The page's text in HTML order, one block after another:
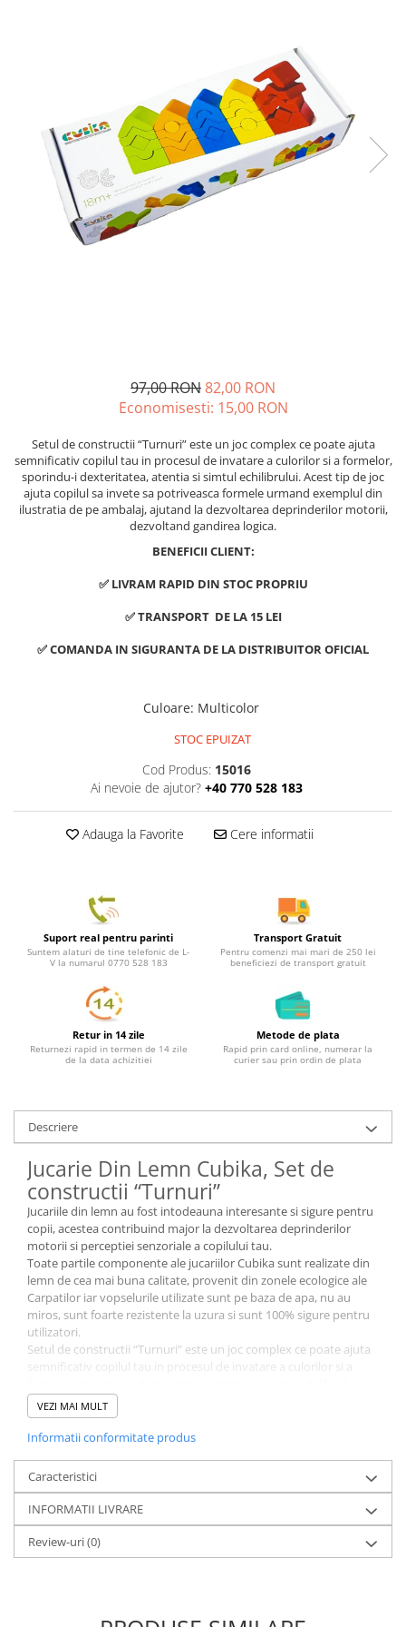
97,00 RON82,00 RON
Economisesti: 15,00 RON
Setul de constructii “Turnuri” este un joc complex ce poate ajuta
semnificativ copilul tau in procesul de invatare a culorilor si a formelor,
sporindu-i dexteritatea, atentia si simtul echilibrului. Acest tip de joc
ajuta copilul sa invete sa potriveasca formele urmand exemplul din
ilustratia de pe ambalaj, ajutand la dezvoltarea deprinderilor motorii,
dezvoltand gandirea logica.
BENEFICII CLIENT:
✅ LIVRAM RAPID DIN STOC PROPRIU
✅ TRANSPORT DE LA 15 LEI
✅ COMANDA IN SIGURANTA DE LA DISTRIBUITOR OFICIAL
Culoare: Multicolor
STOC EPUIZAT
Cod Produs: 15016
Ai nevoie de ajutor? +40 770 528 183
Adauga la Favorite Cere informatii
Suport real pentru parinti
Suntem alaturi de tine telefonic de L-
V la numarul 0770 528 183
Transport Gratuit
Pentru comenzi mai mari de 250 lei
beneficiezi de transport gratuit
Retur in 14 zile
Returnezi rapid in termen de 14 zile
de la data achizitiei
Metode de plata
Rapid prin card online, numerar la
curier sau prin ordin de plata
Descriere
Jucarie Din Lemn Cubika, Set de
constructii “Turnuri”
Jucariile din lemn au fost intodeauna interesante si sigure pentru
copii, acestea contribuind major la dezvoltarea deprinderilor
motorii si perceptiei senzoriale a copilului tau.
Toate partile componente ale jucariilor Cubika sunt realizate din
lemn de cea mai buna calitate, provenit din zonele ecologice ale
Carpatilor iar vopselurile utilizate sunt pe baza de apa, nu au
miros, sunt foarte rezistente la uzura si sunt 100% sigure pentru
utilizatori.
Setul de constructii “Turnuri” este un joc complex ce poate ajuta
semnificativ copilul tau in procesul de invatare a culorilor si a
Acest tip de joc ajuta copilul sa invete sa potriveasca formele
urmand exemplul din ilustratia de pe ambalaj, ajutand la
dezvoltarea deprinderilor motorii, dezvoltand gandirea logica.
joc sunt cu marginile rotunjite, astfel incat copilul dumneavoastra
Caracteristici produs:
Materiale: lemn de fag, vopseluri pe baza de apa, non-toxice;
Numar piese: 25
Varsta recomandata: 18 luni+
VEZI MAI MULT
Informatii conformitate produs
Caracteristici
INFORMATII LIVRARE
Review-uri(0)